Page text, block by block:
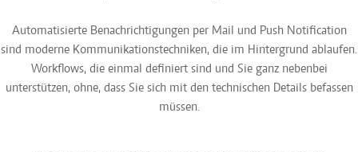
Automatisierte Benachrichtigungen per Mail und Push Notification
sind moderne Kommunikationstechniken, die im Hintergrund ablaufen.
Workflows, die einmal definiert sind und Sie ganz nebenbei
unterstützen, ohne, dass Sie sich mit den technischen Details befassen
müssen.